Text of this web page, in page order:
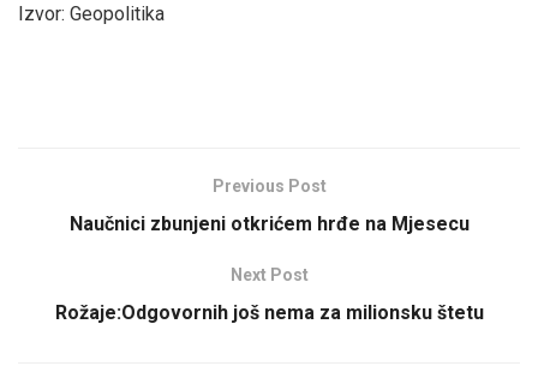
Izvor: Geopolitika
Previous Post
Naučnici zbunjeni otkrićem hrđe na Mjesecu
Next Post
Rožaje:Odgovornih još nema za milionsku štetu